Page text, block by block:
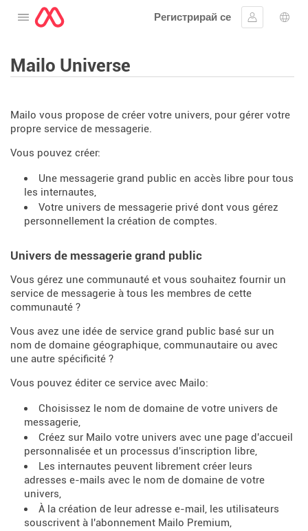
Отворете менюто
Регистрирай се
Впиши се
Mailo Universe
Mailo vous propose de créer votre univers, pour gérer votre
propre service de messagerie.
Vous pouvez créer:
Une messagerie grand public en accès libre pour tous
les internautes,
Votre univers de messagerie privé dont vous gérez
personnellement la création de comptes.
Univers de messagerie grand public
Vous gérez une communauté et vous souhaitez fournir un
service de messagerie à tous les membres de cette
communauté ?
Vous avez une idée de service grand public basé sur un
nom de domaine géographique, communautaire ou avec
une autre spécificité ?
Vous pouvez éditer ce service avec Mailo:
Choisissez le nom de domaine de votre univers de
messagerie,
Créez sur Mailo votre univers avec une page d'accueil
personnalisée et un processus d'inscription libre,
Les internautes peuvent librement créer leurs
adresses e-mails avec le nom de domaine de votre
univers,
À la création de leur adresse e-mail, les utilisateurs
souscrivent à l'abonnement Mailo Premium,